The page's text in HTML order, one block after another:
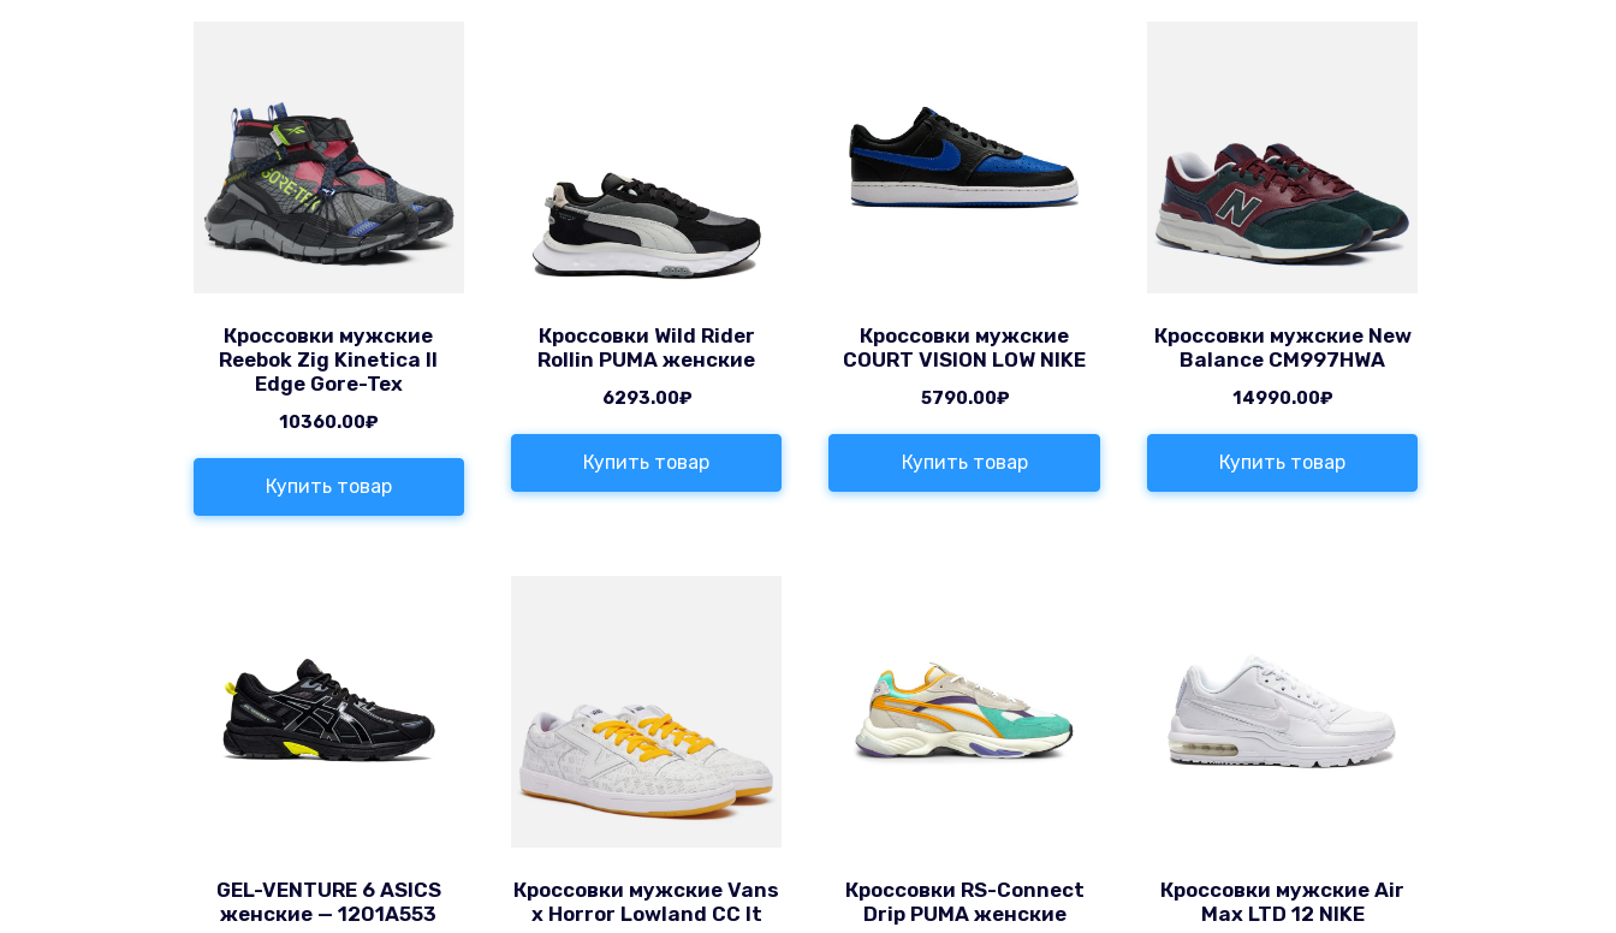
Кроссовки мужские
Reebok Zig Kinetica II
Edge Gore-Tex
10360.00₽
Купить товар
Кроссовки Wild Rider
Rollin PUMA женские
6293.00₽
Купить товар
Кроссовки мужские
COURT VISION LOW NIKE
5790.00₽
Купить товар
Кроссовки мужские New
Balance CM997HWA
14990.00₽
Купить товар
GEL-VENTURE 6 ASICS
женские — 1201A553
Кроссовки мужские Vans
x Horror Lowland CC It
Кроссовки RS-Connect
Drip PUMA женские
Кроссовки мужские Air
Max LTD 12 NIKE